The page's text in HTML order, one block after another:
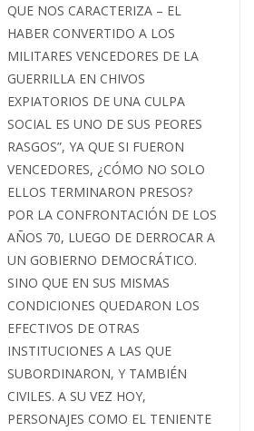
QUE NOS CARACTERIZA – EL
HABER CONVERTIDO A LOS
MILITARES VENCEDORES DE LA
GUERRILLA EN CHIVOS
EXPIATORIOS DE UNA CULPA
SOCIAL ES UNO DE SUS PEORES
RASGOS”, YA QUE SI FUERON
VENCEDORES, ¿CÓMO NO SOLO
ELLOS TERMINARON PRESOS?
POR LA CONFRONTACIÓN DE LOS
AÑOS 70, LUEGO DE DERROCAR A
UN GOBIERNO DEMOCRÁTICO.
SINO QUE EN SUS MISMAS
CONDICIONES QUEDARON LOS
EFECTIVOS DE OTRAS
INSTITUCIONES A LAS QUE
SUBORDINARON, Y TAMBIÉN
CIVILES. A SU VEZ HOY,
PERSONAJES COMO EL TENIENTE